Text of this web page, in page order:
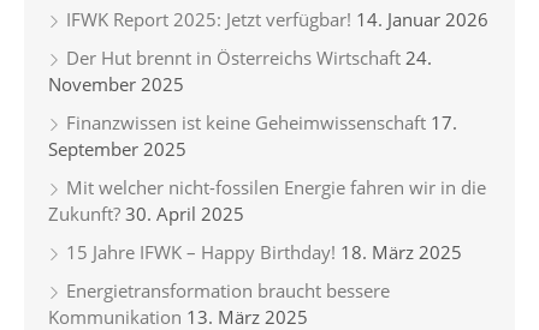
IFWK Report 2025: Jetzt verfügbar! 14. Januar 2026
Der Hut brennt in Österreichs Wirtschaft 24.
November 2025
Finanzwissen ist keine Geheimwissenschaft 17.
September 2025
Mit welcher nicht-fossilen Energie fahren wir in die
Zukunft? 30. April 2025
15 Jahre IFWK – Happy Birthday! 18. März 2025
Energietransformation braucht bessere
Kommunikation 13. März 2025